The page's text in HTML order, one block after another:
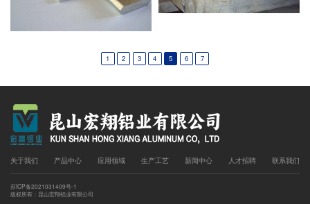
1 2 3 4 5 6 7
关于我们 产品中心 应用领域 生产工艺 新闻中心 人才招聘 联系我们
版权所有：昆山宏翔铝业有限公司
苏ICP备2021031409号-1